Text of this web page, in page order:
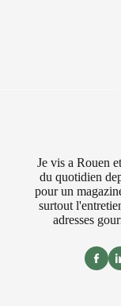
Je vis a Rouen
du quotidien
pour un
surtout
adresses